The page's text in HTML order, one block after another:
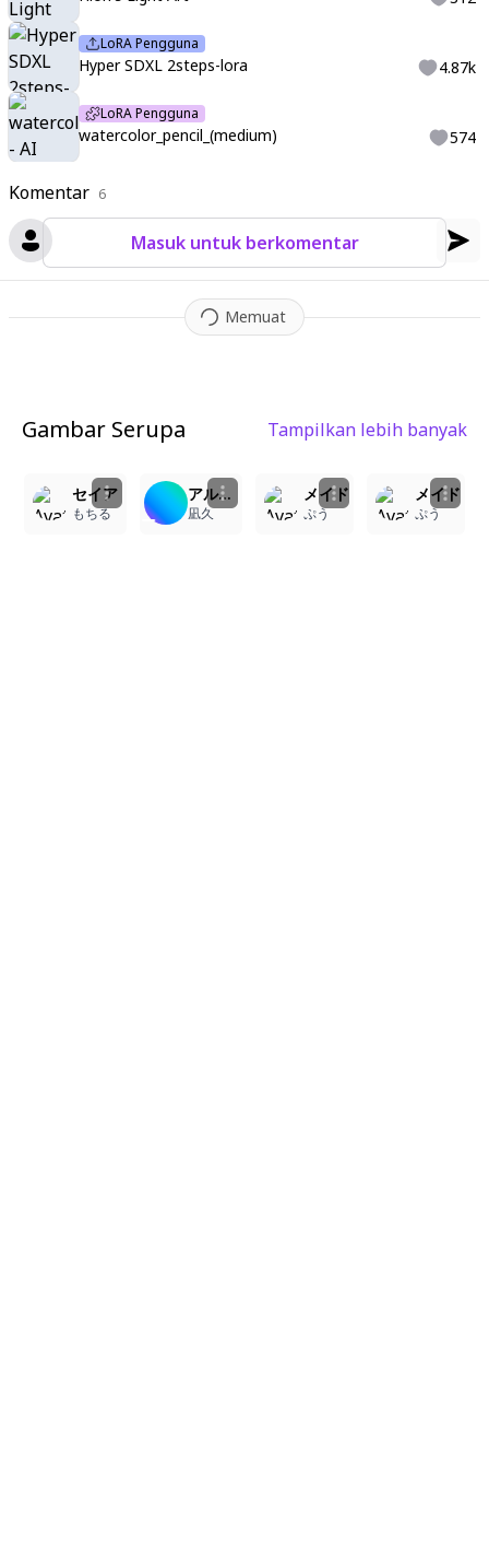
Komentar 6
Masuk untuk berkomentar
Memuat
LoRA Pengguna
Hyper SDXL 2steps-lora 4.87k
LoRA Pengguna
watercolor_pencil_(medium) 574
Gambar Serupa Tampilkan lebih banyak
セイア
もちる
アルバイト中のマリーちゃん
凪久
メイド
ぷう
メイド
ぷう